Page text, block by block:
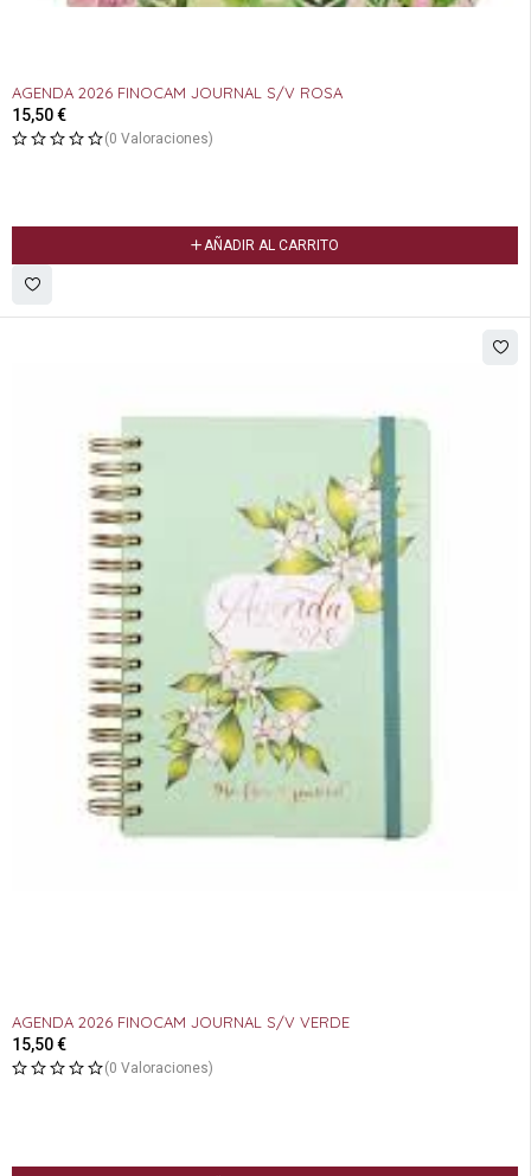
AGENDA 2026 FINOCAM JOURNAL S/V ROSA
15,50€
(0 Valoraciones)
AÑADIR AL CARRITO
AGENDA 2026 FINOCAM JOURNAL S/V VERDE
15,50€
(0 Valoraciones)